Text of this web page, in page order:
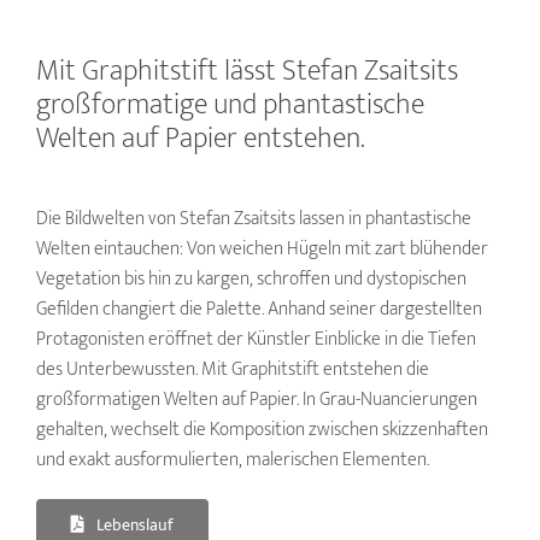
Mit Graphitstift lässt Stefan Zsaitsits
großformatige und phantastische
Welten auf Papier entstehen.
Die Bildwelten von Stefan Zsaitsits lassen in phantastische
Welten eintauchen: Von weichen Hügeln mit zart blühender
Vegetation bis hin zu kargen, schroffen und dystopischen
Gefilden changiert die Palette. Anhand seiner dargestellten
Protagonisten eröffnet der Künstler Einblicke in die Tiefen
des Unterbewussten. Mit Graphitstift entstehen die
großformatigen Welten auf Papier. In Grau-Nuancierungen
gehalten, wechselt die Komposition zwischen skizzenhaften
und exakt ausformulierten, malerischen Elementen.
Lebenslauf